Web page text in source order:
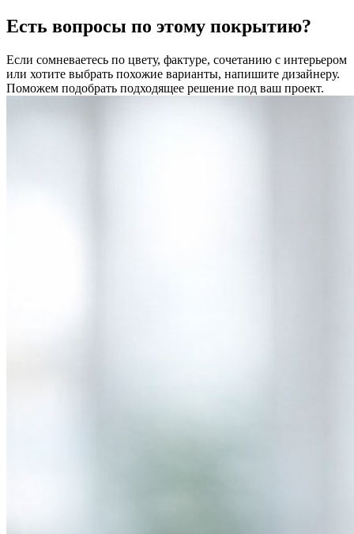
Есть вопросы по этому покрытию?
Если сомневаетесь по цвету, фактуре, сочетанию с интерьером
или хотите выбрать похожие варианты, напишите дизайнеру.
Поможем подобрать подходящее решение под ваш проект.